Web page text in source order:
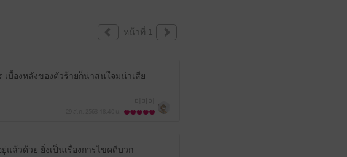
หน้าที่ 1
บื้องหลังของตัวร้ายก็น่าสนใจมน่าเสีย
ล้วด้วย ยิ่งเป็นเรื่องการไขคดีบวก